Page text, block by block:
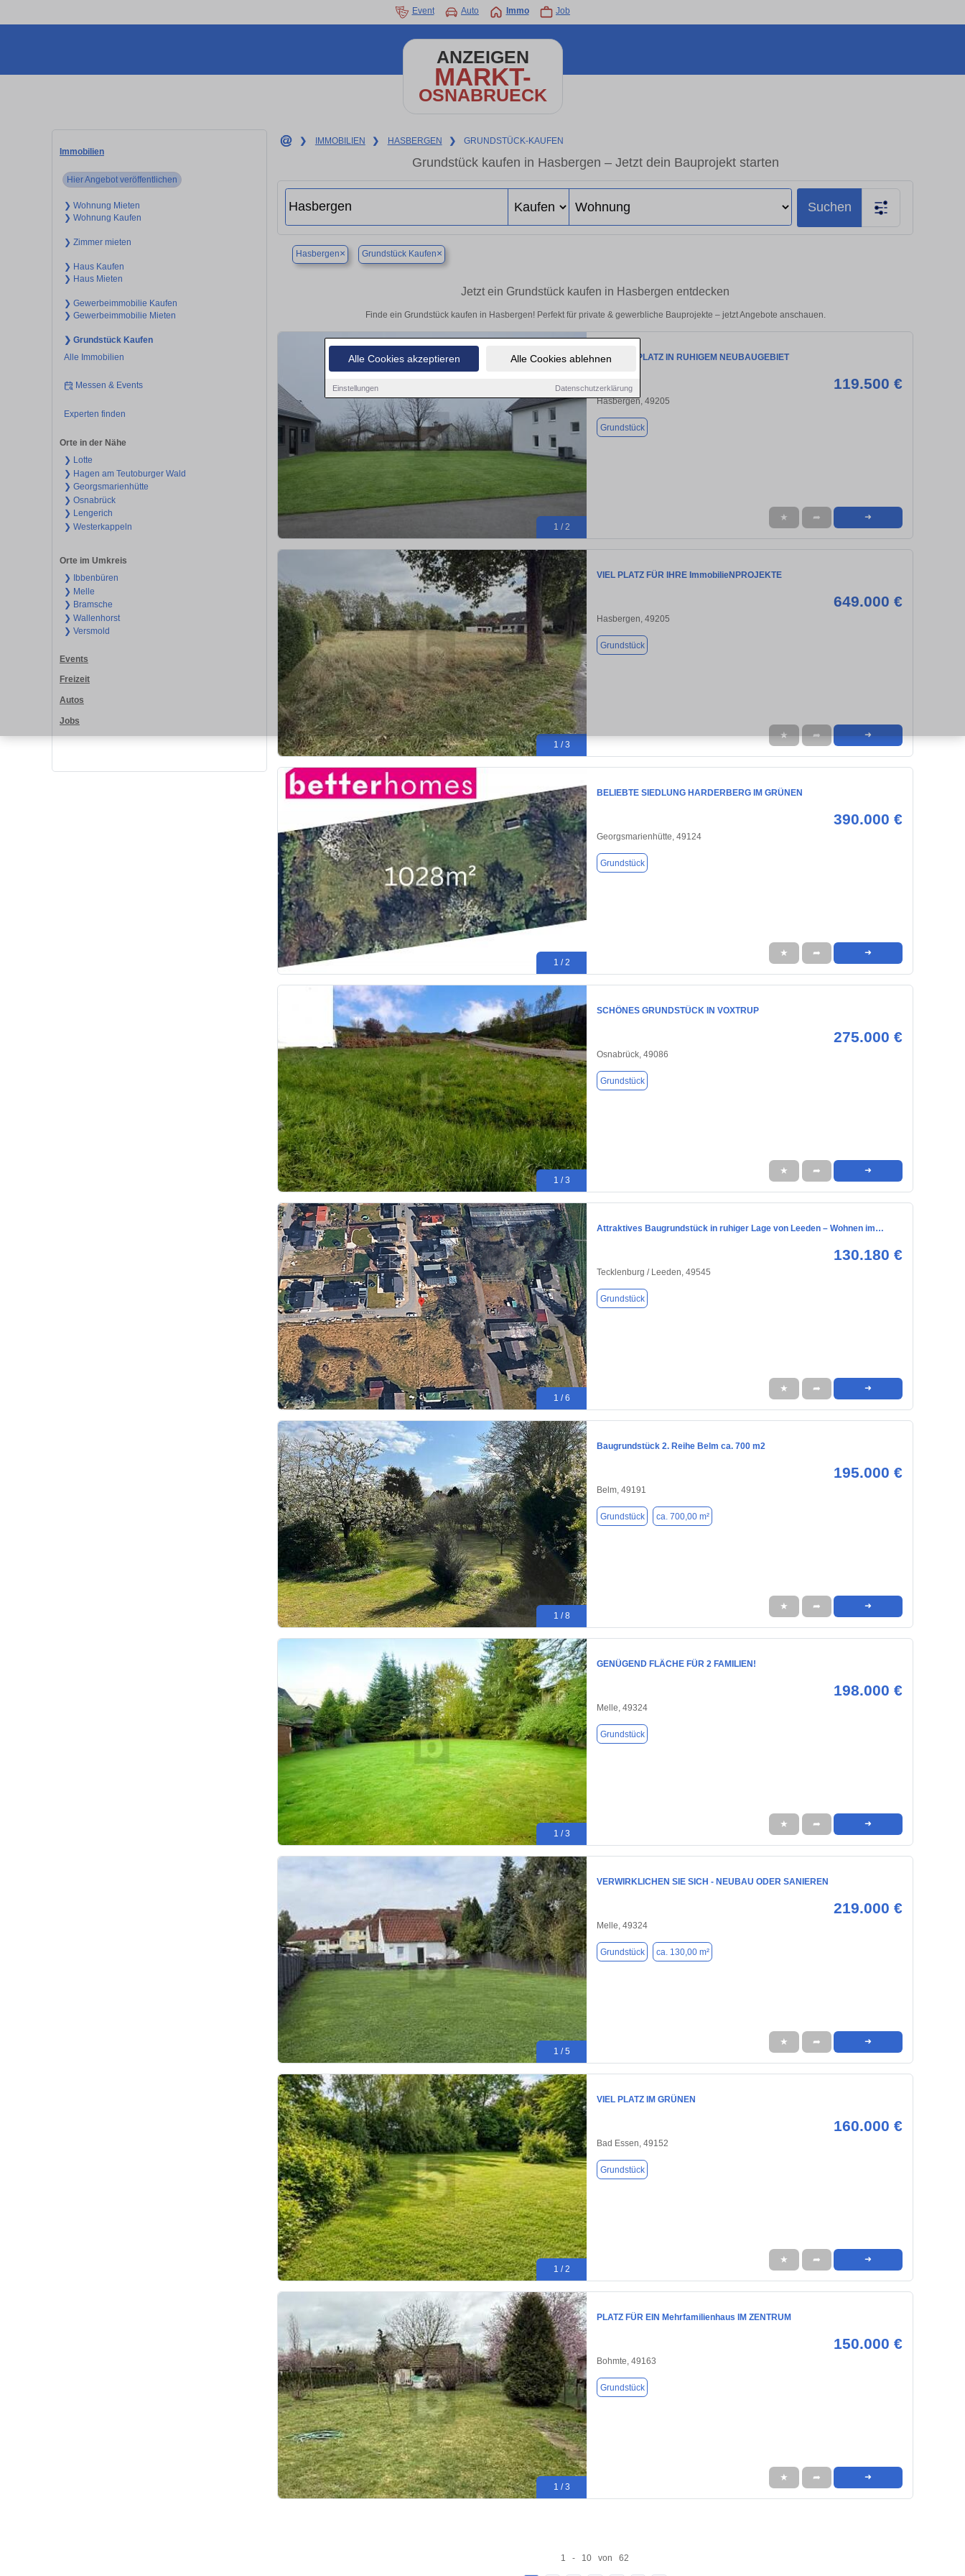
Alle Cookies akzeptieren Alle Cookies ablehnen
Einstellungen Datenschutzerklärung
Event Auto Immo Job
ANZEIGEN
MARKT-
OSNABRUECK
Immobilien
Hier Angebot veröffentlichen
❯ Wohnung Mieten
❯ Wohnung Kaufen
❯ Zimmer mieten
❯ Haus Kaufen
❯ Haus Mieten
❯ Gewerbeimmobilie Kaufen
❯ Gewerbeimmobilie Mieten
❯ Grundstück Kaufen
Alle Immobilien
Messen & Events
Experten finden
Orte in der Nähe
❯ Lotte
❯ Hagen am Teutoburger Wald
❯ Georgsmarienhütte
❯ Osnabrück
❯ Lengerich
❯ Westerkappeln
Orte im Umkreis
❯ Ibbenbüren
❯ Melle
❯ Bramsche
❯ Wallenhorst
❯ Versmold
Events
Freizeit
Autos
Jobs
❯ IMMOBILIEN ❯ HASBERGEN ❯ GRUNDSTÜCK-KAUFEN
Grundstück kaufen in Hasbergen – Jetzt dein Bauprojekt starten
Suchen
Hasbergen× Grundstück Kaufen×
Jetzt ein Grundstück kaufen in Hasbergen entdecken
Finde ein Grundstück kaufen in Hasbergen! Perfekt für private & gewerbliche Bauprojekte – jetzt Angebote anschauen.
1 / 2
LETZTER PLATZ IN RUHIGEM NEUBAUGEBIET
119.500 €
Hasbergen, 49205
Grundstück
★ ➦ ➜
1 / 3
VIEL PLATZ FÜR IHRE ImmobilieNPROJEKTE
649.000 €
Hasbergen, 49205
Grundstück
★ ➦ ➜
1 / 2
BELIEBTE SIEDLUNG HARDERBERG IM GRÜNEN
390.000 €
Georgsmarienhütte, 49124
Grundstück
★ ➦ ➜
1 / 3
SCHÖNES GRUNDSTÜCK IN VOXTRUP
275.000 €
Osnabrück, 49086
Grundstück
★ ➦ ➜
1 / 6
Attraktives Baugrundstück in ruhiger Lage von Leeden – Wohnen im…
130.180 €
Tecklenburg / Leeden, 49545
Grundstück
★ ➦ ➜
1 / 8
Baugrundstück 2. Reihe Belm ca. 700 m2
195.000 €
Belm, 49191
Grundstück ca. 700,00 m²
★ ➦ ➜
1 / 3
GENÜGEND FLÄCHE FÜR 2 FAMILIEN!
198.000 €
Melle, 49324
Grundstück
★ ➦ ➜
1 / 5
VERWIRKLICHEN SIE SICH - NEUBAU ODER SANIEREN
219.000 €
Melle, 49324
Grundstück ca. 130,00 m²
★ ➦ ➜
1 / 2
VIEL PLATZ IM GRÜNEN
160.000 €
Bad Essen, 49152
Grundstück
★ ➦ ➜
1 / 3
PLATZ FÜR EIN Mehrfamilienhaus IM ZENTRUM
150.000 €
Bohmte, 49163
Grundstück
★ ➦ ➜
1 - 10 von 62